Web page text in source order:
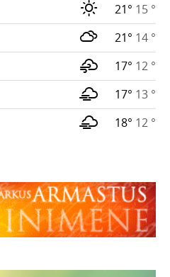
21° 15 °
21° 14 °
17° 12 °
17° 13 °
18° 12 °